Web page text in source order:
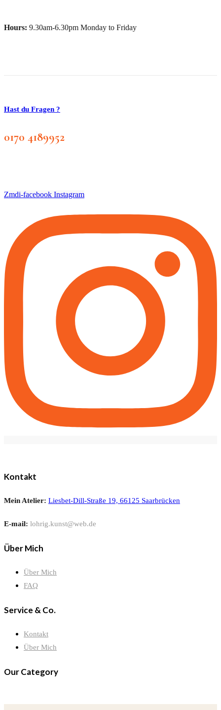
Hours: 9.30am-6.30pm Monday to Friday
Hast du Fragen ?
0170 4189952
Zmdi-facebook Instagram
Kontakt
Mein Atelier: Liesbet-Dill-Straße 19, 66125 Saarbrücken
E-mail: lohrig.kunst@web.de
Über Mich
Über Mich
FAQ
Service & Co.
Kontakt
Über Mich
Our Category